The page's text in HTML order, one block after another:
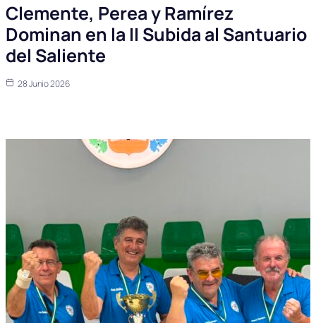
Clemente, Perea y Ramírez
Dominan en la II Subida al Santuario
del Saliente
28 Junio 2026